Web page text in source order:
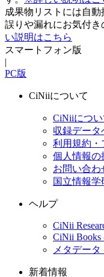
成果物リストには自動
誤りや漏れにお気付き
い説明はこちら
スマートフォン版
|
PC版
CiNiiについて
CiNiiについ
収録データ
利用規約・
個人情報の
お問い合わ
国立情報
ヘルプ
CiNii
CiNii
メタデータ
新着情報